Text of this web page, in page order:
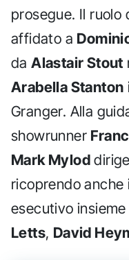
prosegue. Il ruolo
affidato a
daAlastair Stout
Arabella Stanton
Granger. Alla
showrunner
Mark Mylod
ricoprendo
esecutivo insieme
Letts, David